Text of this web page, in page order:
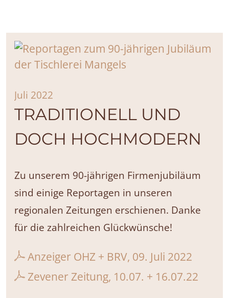
Juli 2022
TRADITIONELL UND
DOCH HOCHMODERN
Zu unserem 90-jährigen Firmenjubiläum
sind einige Reportagen in unseren
regionalen Zeitungen erschienen. Danke
für die zahlreichen Glückwünsche!
Anzeiger OHZ + BRV, 09. Juli 2022
Zevener Zeitung, 10.07. + 16.07.22